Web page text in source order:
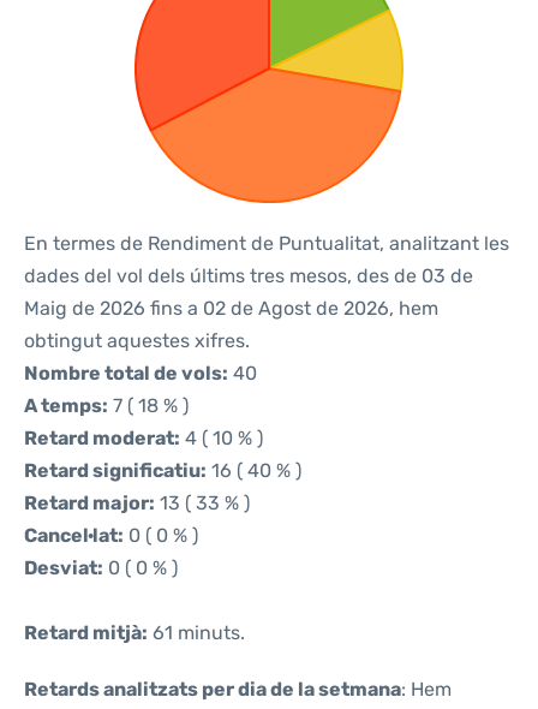
En termes de Rendiment de Puntualitat, analitzant les
dades del vol dels últims tres mesos, des de 03 de
Maig de 2026 fins a 02 de Agost de 2026, hem
obtingut aquestes xifres.
Nombre total de vols: 40
A temps: 7 ( 18 % )
Retard moderat: 4 ( 10 % )
Retard significatiu: 16 ( 40 % )
Retard major: 13 ( 33 % )
Cancel·lat: 0 ( 0 % )
Desviat: 0 ( 0 % )
Retard mitjà: 61 minuts.
Retards analitzats per dia de la setmana: Hem